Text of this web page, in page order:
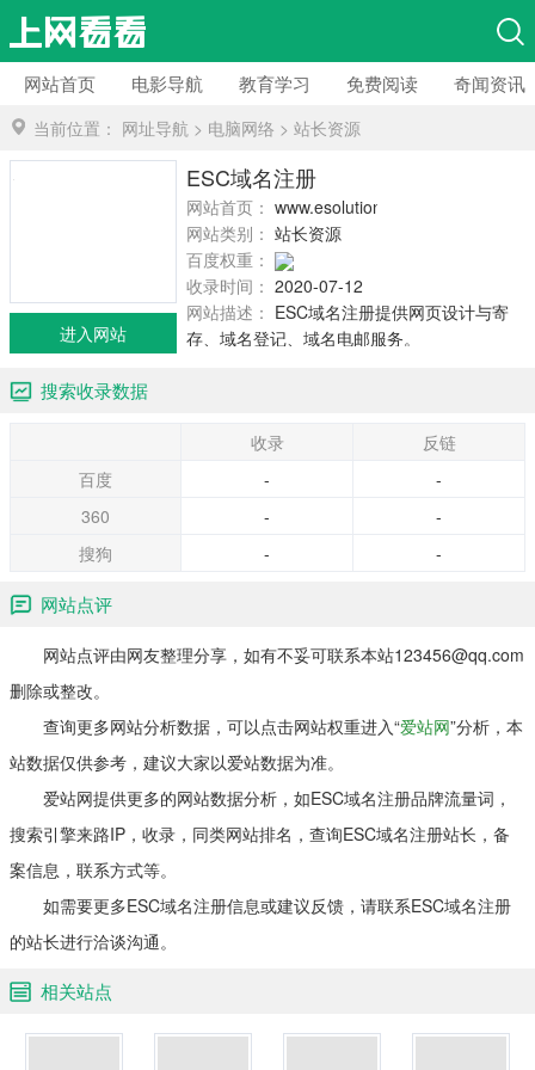
网站首页 电影导航 教育学习 免费阅读 奇闻资讯
当前位置： 网址导航 > 电脑网络 > 站长资源
ESC域名注册
网站首页： www.esolutionhk.com
网站类别： 站长资源
百度权重：
收录时间： 2020-07-12
网站描述： ESC域名注册提供网页设计与寄
存、域名登记、域名电邮服务。
进入网站
搜索收录数据
收录
反链
百度
-
-
360
-
-
搜狗
- -
网站点评
网站点评由网友整理分享，如有不妥可联系本站123456@qq.com
删除或整改。
查询更多网站分析数据，可以点击网站权重进入“爱站网”分析，本
站数据仅供参考，建议大家以爱站数据为准。
爱站网提供更多的网站数据分析，如ESC域名注册品牌流量词，
搜索引擎来路IP，收录，同类网站排名，查询ESC域名注册站长，备
案信息，联系方式等。
如需要更多ESC域名注册信息或建议反馈，请联系ESC域名注册
的站长进行洽谈沟通。
相关站点